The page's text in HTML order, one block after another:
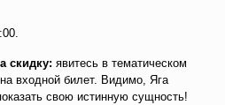
скидку: явитесь в тематическом
входной билет. Видимо, Яга
свою истинную сущность!